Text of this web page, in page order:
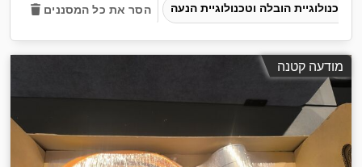
הסר את כל המסננים
מודעה קטנה